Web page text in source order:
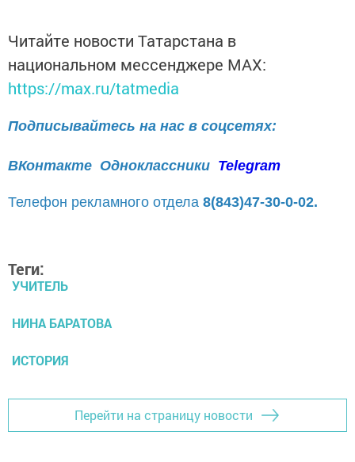
Читайте новости Татарстана в
национальном мессенджере MАХ:
https://max.ru/tatmedia
Подписывайтесь на нас в соцсетях:
ВКонтакте Одноклассники Telegram
Телефон рекламного отдела 8(843)47-30-0-02.
Теги:
УЧИТЕЛЬ
НИНА БАРАТОВА
ИСТОРИЯ
Перейти на страницу новости